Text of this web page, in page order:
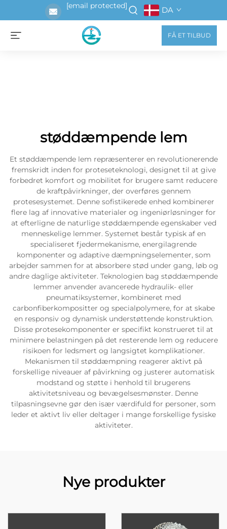
[email protected] DA
FÅ ET TILBUD
støddæmpende lem
Et støddæmpende lem repræsenterer en revolutionerende
fremskridt inden for proteseteknologi, designet til at give
forbedret komfort og mobilitet for brugere samt reducere
de kraftpåvirkninger, der overføres gennem
protesesystemet. Denne sofistikerede enhed kombinerer
flere lag af innovative materialer og ingeniørløsninger for
at efterligne de naturlige støddæmpende egenskaber ved
menneskelige lemmer. Systemet består typisk af en
specialiseret fjedermekanisme, energilagrende
komponenter og adaptive dæmpningselementer, som
arbejder sammen for at absorbere stød under gang, løb og
andre daglige aktiviteter. Teknologien bag støddæmpende
lemmer anvender avancerede hydraulik- eller
pneumatiksystemer, kombineret med
carbonfiberkompositter og specialpolymere, for at skabe
en responsiv og dynamisk understøttende konstruktion.
Disse protesekomponenter er specifikt konstrueret til at
minimere belastningen på det resterende lem og reducere
risikoen for ledsmert og langsigtet komplikationer.
Mekanismen til støddæmpning reagerer aktivt på
forskellige niveauer af påvirkning og justerer automatisk
modstand og støtte i henhold til brugerens
aktivitetsniveau og bevægelsesmønster. Denne
tilpasningsevne gør den især værdifuld for personer, som
leder et aktivt liv eller deltager i mange forskellige fysiske
aktiviteter.
Nye produkter